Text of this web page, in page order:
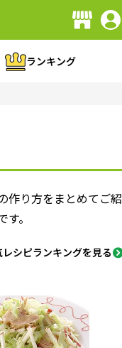
ランキング
作り方をまとめてご紹
。
シピランキングを見る